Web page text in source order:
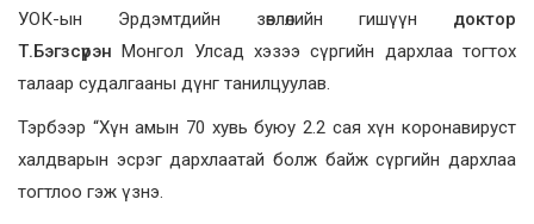
УОК-ын Эрдэмтдийн зөвлөлийн гишүүн доктор
Т.Бэгзсүрэн Монгол Улсад хэзээ сүргийн дархлаа тогтох
талаар судалгааны дүнг танилцуулав.
Тэрбээр “Хүн амын 70 хувь буюу 2.2 сая хүн коронавируст
халдварын эсрэг дархлаатай болж байж сүргийн дархлаа
тогтлоо гэж үзнэ.